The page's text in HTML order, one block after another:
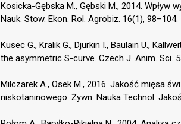
Kosicka-Gębska M., Gębski M., 2014.
Nauk. Stow. Ekon. Rol. Agrobiz. 16(1), 98–104.
Kusec G., Kralik G., Djurkin I., Baulain U.,
the asymmetric S-curve. Czech J. Anim. Sci.
Milczarek A., Osek M., 2016. Jakość mięsa
niskotaninowego. Żywn. Nauka Technol.